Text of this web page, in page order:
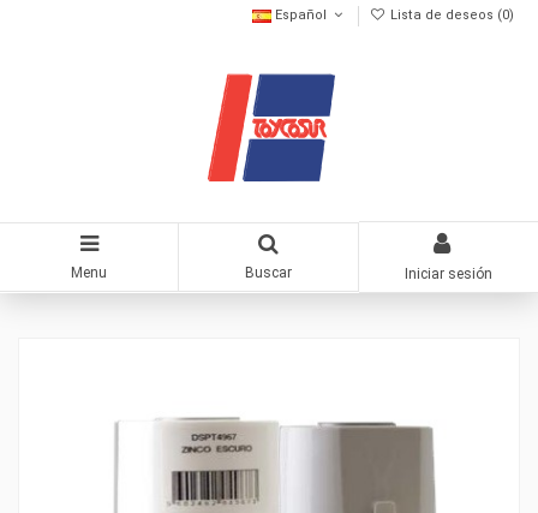
Español Lista de deseos (0)
Menu Buscar Iniciar sesión